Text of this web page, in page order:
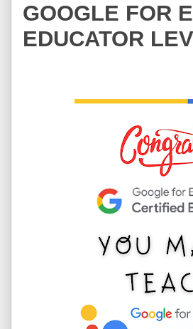
GOOGLE FOR
EDUCATOR